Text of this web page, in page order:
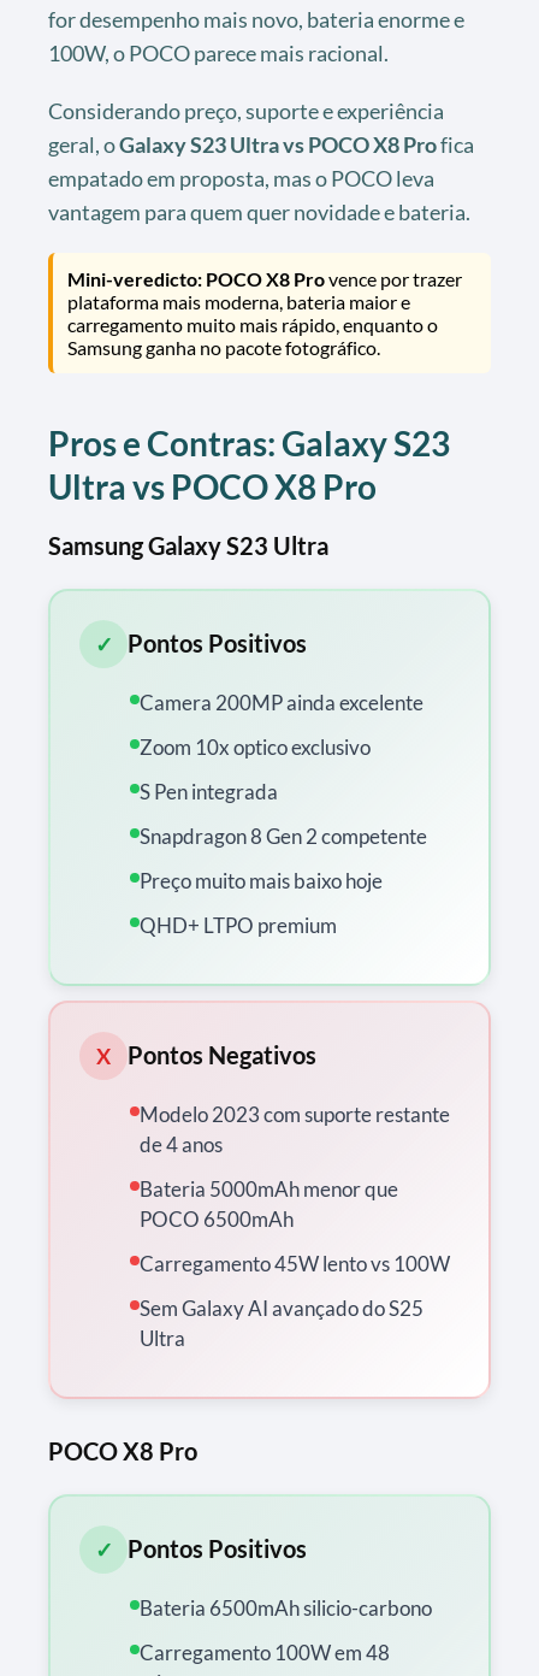
for desempenho mais novo, bateria enorme e
100W, o POCO parece mais racional.
Considerando preço, suporte e experiência
geral, oGalaxy S23 Ultra vs POCO X8 Profica
empatado em proposta, mas o POCO leva
vantagem para quem quer novidade e bateria.
Mini-veredicto: POCO X8 Provence por trazer
plataforma mais moderna, bateria maior e
carregamento muito mais rápido, enquanto o
Samsung ganha no pacote fotográfico.
Pros e Contras: Galaxy S23
Ultra vs POCO X8 Pro
Samsung Galaxy S23 Ultra
✓ Pontos Positivos
Camera 200MP ainda excelente
Zoom 10x optico exclusivo
S Pen integrada
Snapdragon 8 Gen 2 competente
Preço muito mais baixo hoje
QHD+ LTPO premium
X Pontos Negativos
Modelo 2023 com suporte restante
de 4 anos
Bateria 5000mAh menor que
POCO 6500mAh
Carregamento 45W lento vs 100W
Sem Galaxy AI avançado do S25
Ultra
POCO X8 Pro
✓ Pontos Positivos
Bateria 6500mAh silicio-carbono
Carregamento 100W em 48